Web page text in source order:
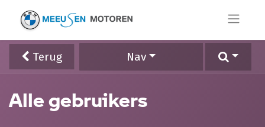
Terug Nav
Alle gebruikers